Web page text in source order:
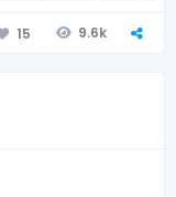
15 9.6k